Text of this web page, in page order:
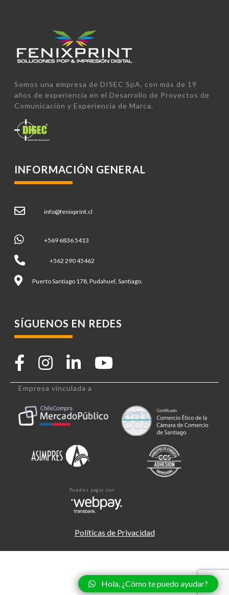
Hola, ¿Cómo te puedo ayudar?
Somos una empresa de DISEC SpA, con más de 19
años de experiencia en el Desarrollo de Proyectos de
Comunicación y Experiencia de Marca.
INFORMACIÓN GENERAL
info@fenixprint.cl
+569 6836 5413
+562 290 45462
Puerto Santiago 178, Pudahuel, Santiago.
SÍGUENOS EN REDES
Empresa vinculada a
Puedes pagar con:
Políticas de Privacidad